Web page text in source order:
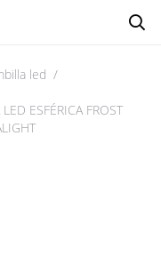
led /
ESFÉRICA FROST